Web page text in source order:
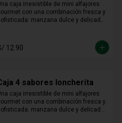
caja irresistible de mini alfajores
con una combinación fresca y
manzana dulce y delicada,
perfecto entre acidez y
en cada bocado, ideal para
12.90
4 sabores loncherita
caja irresistible de mini alfajores
con una combinación fresca y
manzana dulce y delicada,